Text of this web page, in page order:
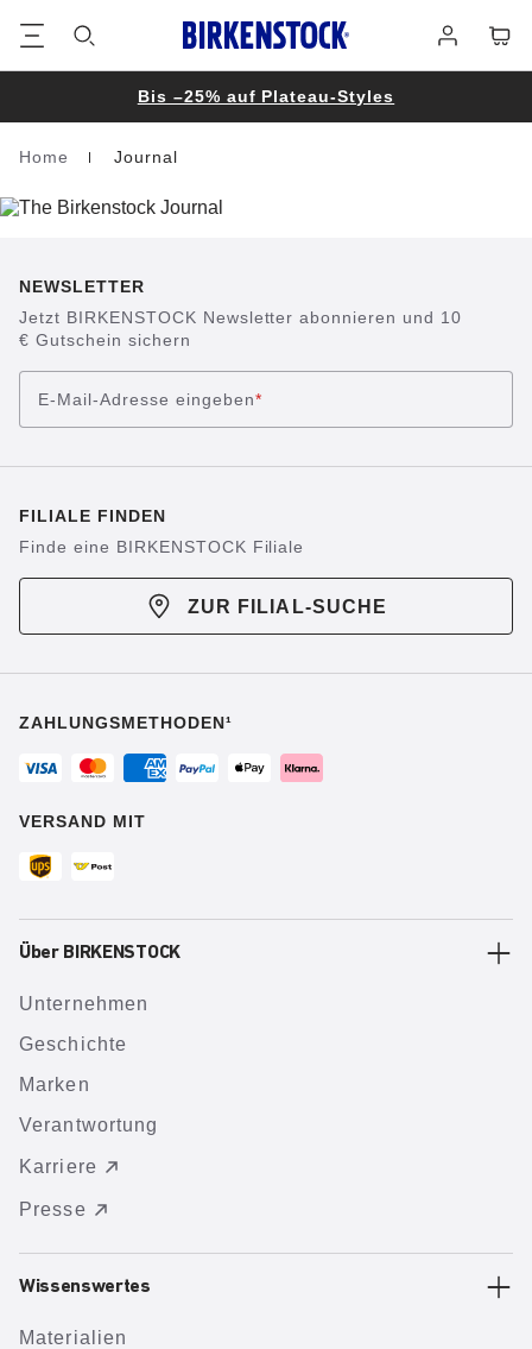
Bis –25% auf Plateau-Styles
Homepage
Home Journal
NEWSLETTER
Jetzt BIRKENSTOCK Newsletter abonnieren und 10
€ Gutschein sichern
E-Mail-Adresse eingeben*
FILIALE FINDEN
Finde eine BIRKENSTOCK Filiale
ZUR FILIAL-SUCHE
ZAHLUNGSMETHODEN¹
VERSAND MIT
Über BIRKENSTOCK
Unternehmen
Geschichte
Marken
Verantwortung
Karriere
Presse
Wissenswertes
Materialien